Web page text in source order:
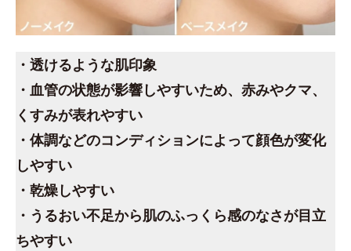
・透けるような肌印象
・血管の状態が影響しやすいため、赤みやクマ、
くすみが表れやすい
・体調などのコンディションによって顔色が変化
しやすい
・乾燥しやすい
・うるおい不足から肌のふっくら感のなさが目立
ちやすい